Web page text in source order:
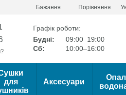
Бажання Порівняння
Графік роботи:
Будні:
09:00–19:00
Сб:
10:00–16:00
для
Аксесуари